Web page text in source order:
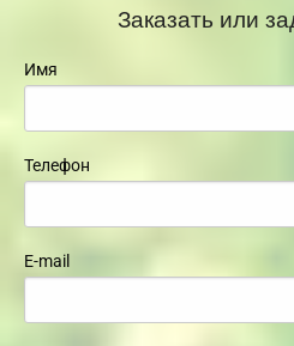
Заказать или
Имя
Телефон
E-mail